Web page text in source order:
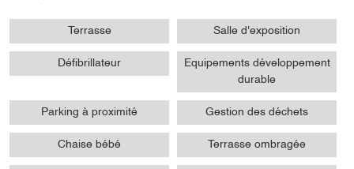
Terrasse Salle d'exposition
Défibrillateur
Equipements développement
durable
Parking à proximité Gestion des déchets
Chaise bébé Terrasse ombragée